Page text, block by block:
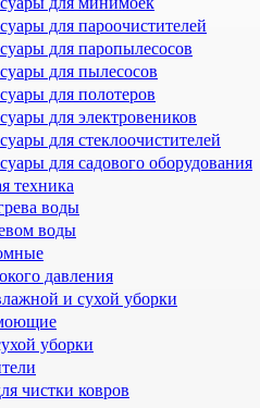
для пароочистителей
для паропылесосов
для пылесосов
для полотеров
для электровеников
для стеклоочистителей
для садового оборудования
техника
воды
воды
давления
и сухой уборки
уборки
чистки ковров